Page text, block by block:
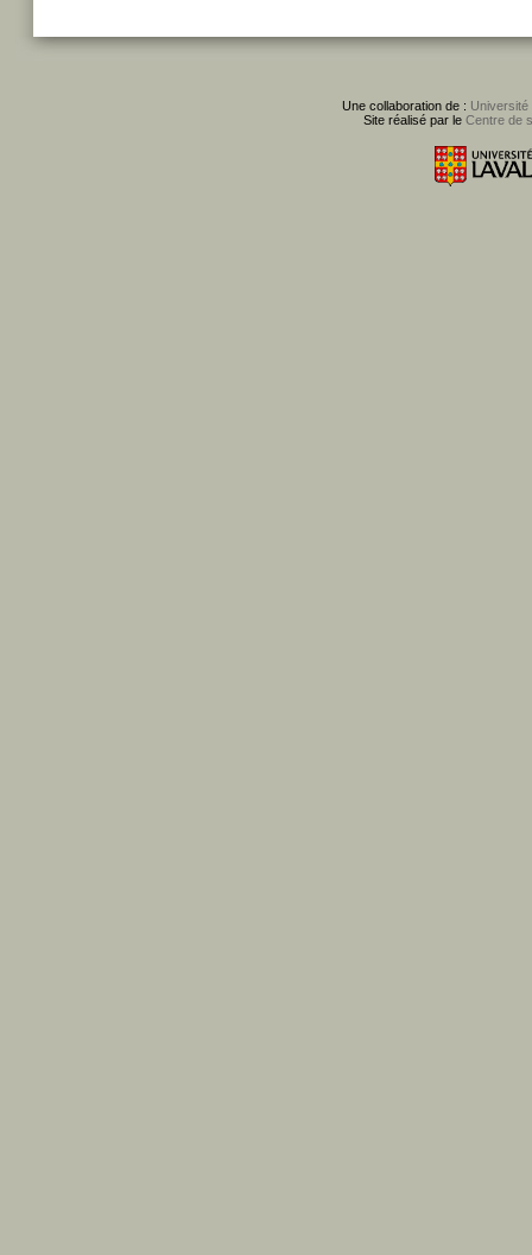
Une collaboration de : Université
Site réalisé par le Centre de